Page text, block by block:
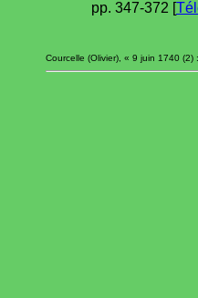
pp. 347-372 [
Courcelle (Olivier), « 9 juin 1740 (2)